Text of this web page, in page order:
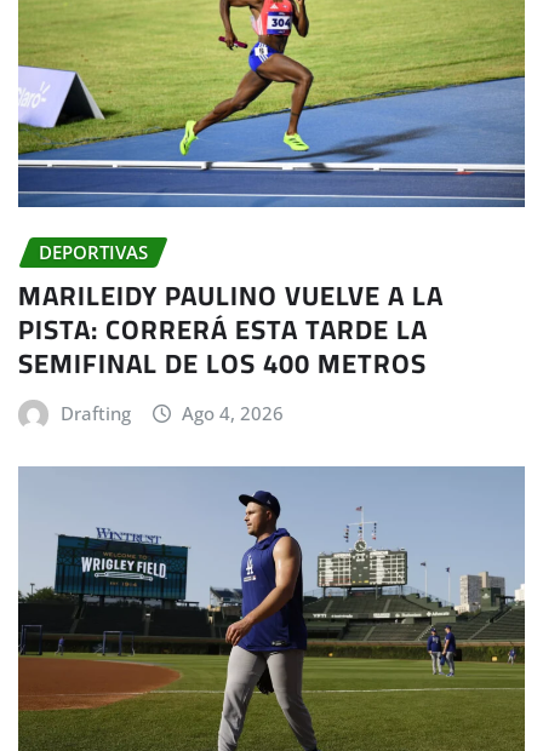
DEPORTIVAS
MARILEIDY PAULINO VUELVE A LA
PISTA: CORRERÁ ESTA TARDE LA
SEMIFINAL DE LOS 400 METROS
Drafting Ago 4, 2026